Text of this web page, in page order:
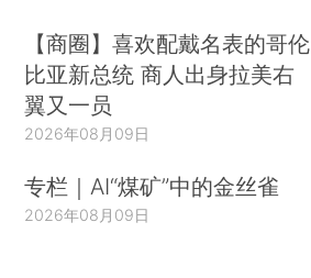
【商圈】喜欢配戴名表的哥伦
比亚新总统 商人出身拉美右
翼又一员
2026年08月09日
专栏｜AI“煤矿”中的金丝雀
2026年08月09日